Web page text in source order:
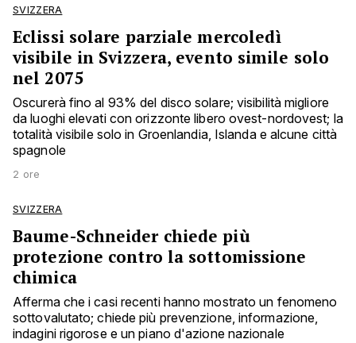
SVIZZERA
Eclissi solare parziale mercoledì
visibile in Svizzera, evento simile solo
nel 2075
Oscurerà fino al 93% del disco solare; visibilità migliore
da luoghi elevati con orizzonte libero ovest-nordovest; la
totalità visibile solo in Groenlandia, Islanda e alcune città
spagnole
2 ore
SVIZZERA
Baume-Schneider chiede più
protezione contro la sottomissione
chimica
Afferma che i casi recenti hanno mostrato un fenomeno
sottovalutato; chiede più prevenzione, informazione,
indagini rigorose e un piano d'azione nazionale